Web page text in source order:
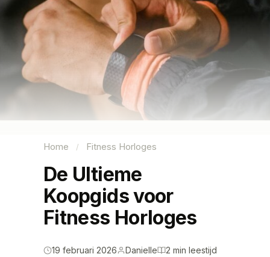
Maak kennis met ons team
Home / Fitness Horloges
De Ultieme
Koopgids voor
Fitness Horloges
19 februari 2026 Danielle 2 min leestijd